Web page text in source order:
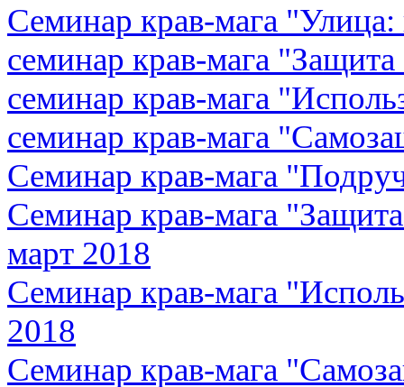
Семинар крав-мага
семинар крав-мага
семинар крав-мага
семинар крав-мага
Семинар крав-мага
Семинар крав-мага
март 2018
Семинар крав-мага
2018
Семинар крав-мага